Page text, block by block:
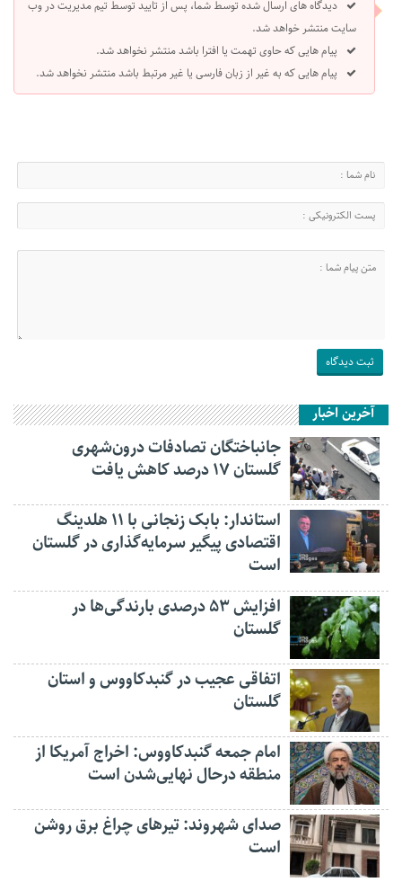
دیدگاه های ارسال شده توسط شما، پس از تایید توسط تیم مدیریت در وب
سایت منتشر خواهد شد.
پیام هایی که حاوی تهمت یا افترا باشد منتشر نخواهد شد.
پیام هایی که به غیر از زبان فارسی یا غیر مرتبط باشد منتشر نخواهد شد.
آخرین اخبار
جانباختگان تصادفات درون‌شهری
گلستان ۱۷ درصد کاهش یافت
استاندار: بابک زنجانی با ۱۱ هلدینگ
اقتصادی پیگیر سرمایه‌گذاری در گلستان
است
افزایش ۵۳ درصدی بارندگی‌ها در
گلستان
اتفاقی عجیب در‌ گنبدکاووس و استان
گلستان
امام جمعه گنبدکاووس: اخراج آمریکا از
منطقه درحال نهایی‌شدن است
صدای شهروند: تیرهای چراغ برق روشن
است